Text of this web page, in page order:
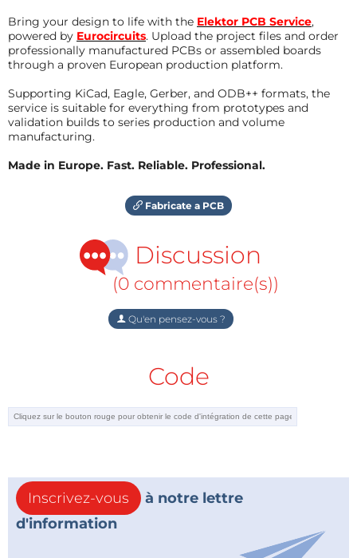
Bring your design to life with the Elektor PCB Service,
powered by Eurocircuits. Upload the project files and order
professionally manufactured PCBs or assembled boards
through a proven European production platform.
Supporting KiCad, Eagle, Gerber, and ODB++ formats, the
service is suitable for everything from prototypes and
validation builds to series production and volume
manufacturing.
Made in Europe. Fast. Reliable. Professional.
Fabricate a PCB
Discussion
(0 commentaire(s))
Qu'en pensez-vous ?
Code
Inscrivez-vous
à notre lettre
d'information